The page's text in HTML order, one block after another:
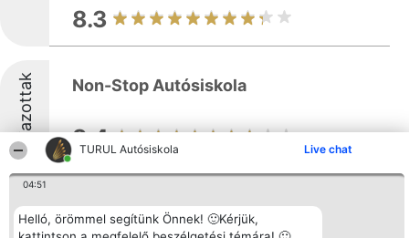
TURUL Autósiskola Live chat
04:51
Helló, örömmel segítünk Önnek! 🙂Kérjük,
8.3
Díjazottak Non-Stop Autósiskola
8.4
ABS Autósiskola